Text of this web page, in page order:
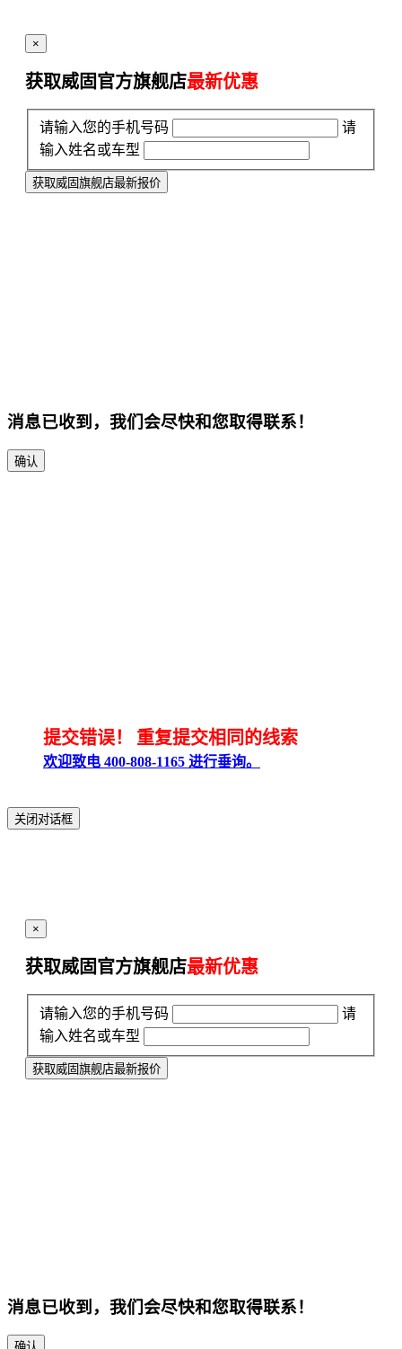
×
获取威固官方旗舰店最新优惠
请输入您的手机号码
请
输入姓名或车型
获取威固旗舰店最新报价
消息已收到，我们会尽快和您取得联系！
确认
提交错误！ 重复提交相同的线索
欢迎致电 400-808-1165 进行垂询。
关闭对话框
×
获取威固官方旗舰店最新优惠
请输入您的手机号码
请
输入姓名或车型
获取威固旗舰店最新报价
消息已收到，我们会尽快和您取得联系！